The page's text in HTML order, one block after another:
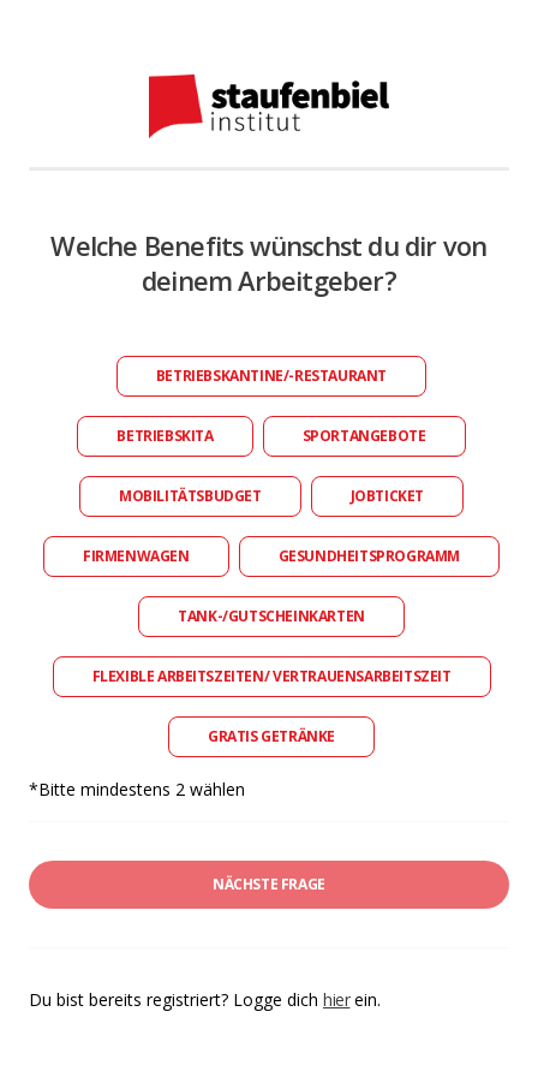
Welche Benefits wünschst du dir von
deinem Arbeitgeber?
BETRIEBSKANTINE/-RESTAURANT
BETRIEBSKITA SPORTANGEBOTE
MOBILITÄTSBUDGET JOBTICKET
FIRMENWAGEN GESUNDHEITSPROGRAMM
TANK-/GUTSCHEINKARTEN
FLEXIBLE ARBEITSZEITEN/ VERTRAUENSARBEITSZEIT
GRATIS GETRÄNKE
*Bitte mindestens 2 wählen
NÄCHSTE FRAGE
Du bist bereits registriert? Logge dich hierein.